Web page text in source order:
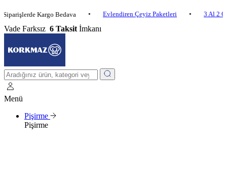
Kargo Bedava • Evlendiren Çeyiz Paketleri • 3 Al 2 Öde •
Vade Farksız 6 Taksit İmkanı
Menü
Pişirme
Pişirme